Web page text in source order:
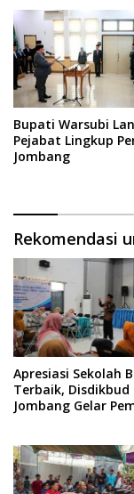
Bupati Warsubi
Pejabat Lingkup
Jombang
Rekomendasi
Apresiasi Sekolah
Terbaik, Disdikbud
Jombang Gelar